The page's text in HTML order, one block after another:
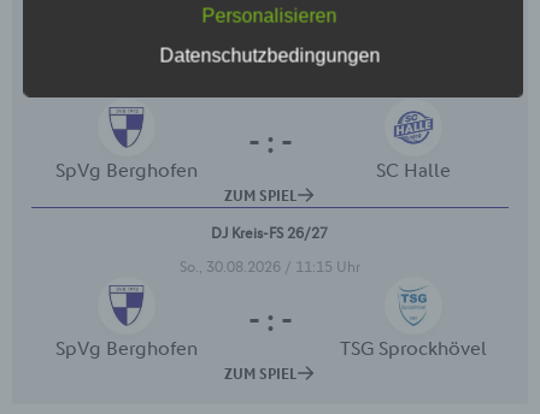
verwendet wurden. Unsere Datenschutzerklärung
Kunden und Geschäftspartner einfach lesbar und
möchten wir vorab die verwendeten
Begrifflichkeiten erläutern.
Wir verwenden in dieser Datenschutzerklärung
unter anderem die folgenden Begriffe:
Personenbezogene Daten sind alle
Informationen, die sich auf eine identifizierte
oder identifizierbare natürliche Person (im
Folgenden „betroffene Person") beziehen. Als
identifizierbar wird eine natürliche Person
Personalisieren
Datenschutzbedingungen